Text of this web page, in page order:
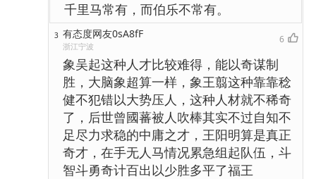
千里马常有，而伯乐不常有。
3 有态度网友0sA8fF
浙江宁波
6
象吴起这种人才比较难得，能以奇谋制
胜，大脑象超算一样，象王翦这种靠靠稔
健不犯错以大势压人，这种人材就不稀奇
了，后世曾國蕃被人吹棒其实不过自知不
足尽力求稳的中庸之才，王阳明算是真正
奇才，在手无人马情况累急组起队伍，斗
智斗勇奇计百出以少胜多平了福王